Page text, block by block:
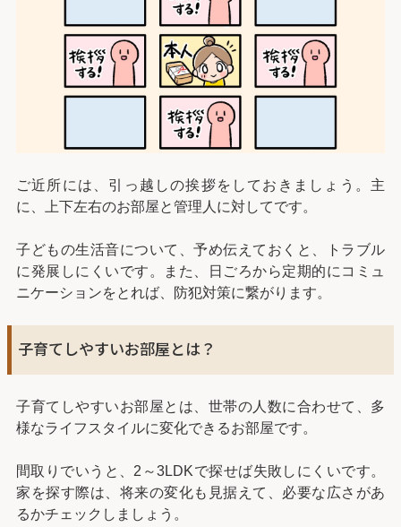
ご近所には、引っ越しの挨拶をしておきましょう。主
に、上下左右のお部屋と管理人に対してです。
子どもの生活音について、予め伝えておくと、トラブル
に発展しにくいです。また、日ごろから定期的にコミュ
ニケーションをとれば、防犯対策に繋がります。
子育てしやすいお部屋とは？
子育てしやすいお部屋とは、世帯の人数に合わせて、多
様なライフスタイルに変化できるお部屋です。
間取りでいうと、2～3LDKで探せば失敗しにくいです。
家を探す際は、将来の変化も見据えて、必要な広さがあ
るかチェックしましょう。